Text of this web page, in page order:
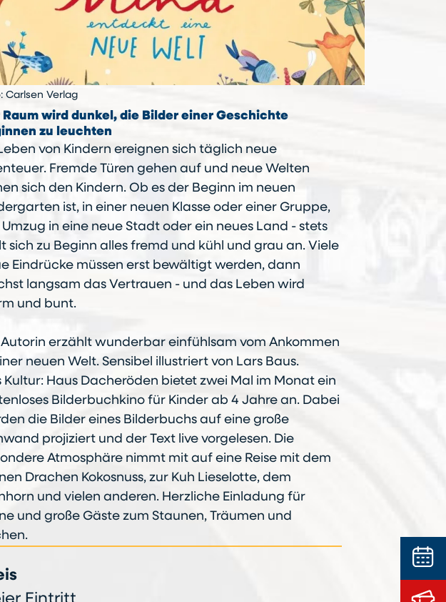
Carlsen Verlag
Raum wird dunkel, die Bilder einer Geschichte
zu leuchten
von Kindern ereignen sich täglich neue
Fremde Türen gehen auf und neue Welten
sich den Kindern. Ob es der Beginn im neuen
ist, in einer neuen Klasse oder einer Gruppe,
in eine neue Stadt oder ein neues Land - stets
sich zu Beginn alles fremd und kühl und grau an. Viele
Eindrücke müssen erst bewältigt werden, dann
langsam das Vertrauen - und das Leben wird
und bunt.
Autorin erzählt wunderbar einfühlsam vom Ankommen
neuen Welt. Sensibel illustriert von Lars Baus.
Kultur: Haus Dacheröden bietet zwei Mal im Monat ein
Bilderbuchkino für Kinder ab 4 Jahre an. Dabei
die Bilder eines Bilderbuchs auf eine große
projiziert und der Text live vorgelesen. Die
Atmosphäre nimmt mit auf eine Reise mit dem
Drachen Kokosnuss, zur Kuh Lieselotte, dem
und vielen anderen. Herzliche Einladung für
und große Gäste zum Staunen, Träumen und